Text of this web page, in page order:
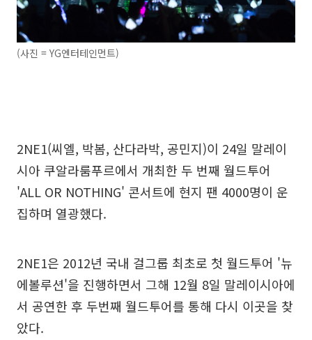
(사진 = YG엔터테인먼트)
2NE1(씨엘, 박봄, 산다라박, 공민지)이 24일 말레이
시아 쿠알라룸푸르에서 개최한 두 번째 월드투어
'ALL OR NOTHING' 콘서트에 현지 팬 4000명이 운
집하며 열광했다.
2NE1은 2012년 국내 걸그룹 최초로 첫 월드투어 '뉴
에볼루션'을 진행하면서 그해 12월 8일 말레이시아에
서 공연한 후 두번째 월드투어를 통해 다시 이곳을 찾
았다.